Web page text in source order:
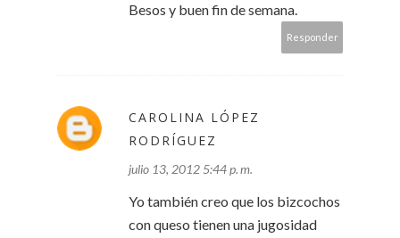
Besos y buen fin de semana.
Responder
CAROLINA LÓPEZ
RODRÍGUEZ
julio 13, 2012 5:44 p. m.
Yo también creo que los bizcochos
con queso tienen una jugosidad